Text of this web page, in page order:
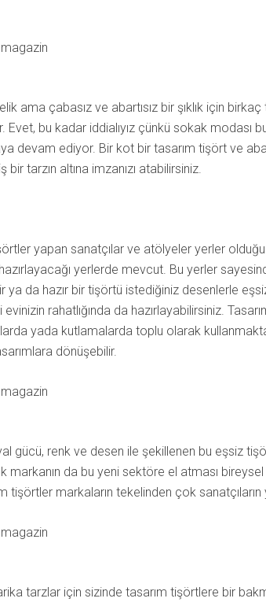
ama çabasız ve abartısız bir şıklık için
Evet, bu kadar iddialıyız çünkü sokak modası
devam ediyor. Bir kot bir tasarım tişört ve
bir tarzın altına imzanızı atabilirsiniz.
yapan sanatçılar ve atölyeler yerler
yerlerde mevcut. Bu yerler
ya da hazır bir tişörtü istediğiniz desenlerle
evinizin rahatlığında da hazırlayabilirsiniz.
yada kutlamalarda toplu olarak
dönüşebilir.
gücü, renk ve desen ile şekillenen bu eşsiz
markanın da bu yeni sektöre el atması bireysel
tişörtler markaların tekelinden çok sanatçıların
tarzlar için sizinde tasarım tişörtlere bir